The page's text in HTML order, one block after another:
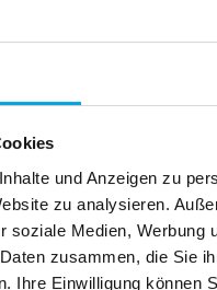
und Anzeigen zu
zu analysieren.
soziale Medien,
zusammen, die Sie
Ihre Einwilligung können
IN DEN KORB